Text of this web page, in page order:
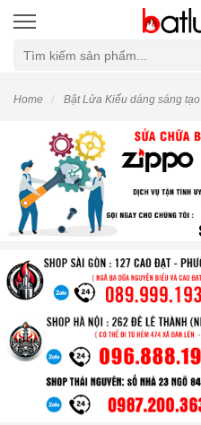
Home Bật Lửa Kiểu dáng sáng tạo